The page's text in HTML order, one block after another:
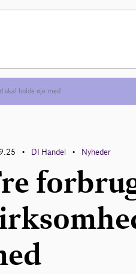
skal holde øje med
• DI Handel • Nyheder